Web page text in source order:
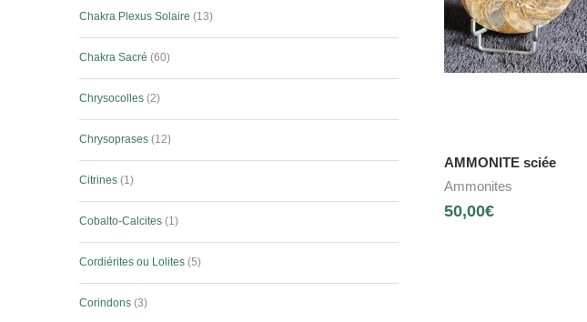
AMMONITE sciée
Ammonites
50,00€
Chakra Plexus Solaire 13
Chakra Sacré 60
Chrysocolles 2
Chrysoprases 12
Citrines 1
Cobalto-Calcites 1
Cordiérites ou Lolites 5
Corindons 3